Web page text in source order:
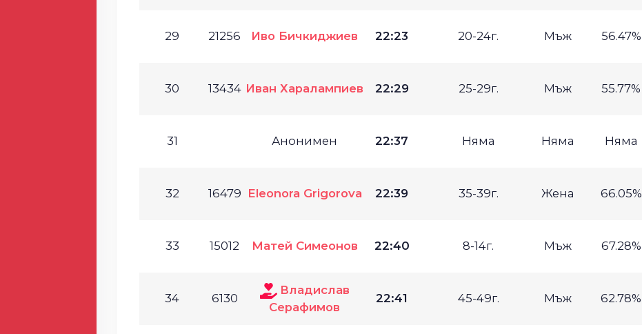
29 21256 Иво Бичкиджиев 22:23 20-24г. Мъж 56.47%
30 13434 Иван Харалампиев 22:29 25-29г. Мъж 55.77%
31 Анонимен 22:37 Няма Няма Няма
32 16479 Eleonora Grigorova 22:39 35-39г. Жена 66.05%
33 15012 Матей Симеонов 22:40 8-14г. Мъж 67.28%
34 6130
Владислав
Серафимов
22:41 45-49г. Мъж 62.78%